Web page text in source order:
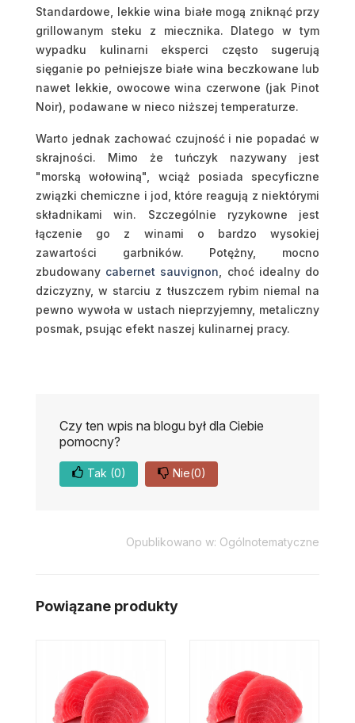
Standardowe, lekkie wina białe mogą zniknąć przy
grillowanym steku z miecznika. Dlatego w tym
wypadku kulinarni eksperci często sugerują
sięganie po pełniejsze białe wina beczkowane lub
nawet lekkie, owocowe wina czerwone (jak Pinot
Noir), podawane w nieco niższej temperaturze.
Warto jednak zachować czujność i nie popadać w
skrajności. Mimo że tuńczyk nazywany jest
"morską wołowiną", wciąż posiada specyficzne
związki chemiczne i jod, które reagują z niektórymi
składnikami win. Szczególnie ryzykowne jest
łączenie go z winami o bardzo wysokiej
zawartości garbników. Potężny, mocno
zbudowany cabernet sauvignon , choć idealny do
dziczyzny, w starciu z tłuszczem rybim niemal na
pewno wywoła w ustach nieprzyjemny, metaliczny
posmak, psując efekt naszej kulinarnej pracy.
Czy ten wpis na blogu był dla Ciebie
pomocny?
Tak (0) Nie(0)
Opublikowano w: Ogólnotematyczne
Powiązane produkty